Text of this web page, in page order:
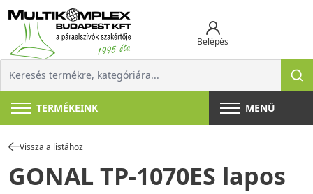
Belépés
TERMÉKEINK MENÜ
Vissza a listához
GONAL TP-1070ES lapos